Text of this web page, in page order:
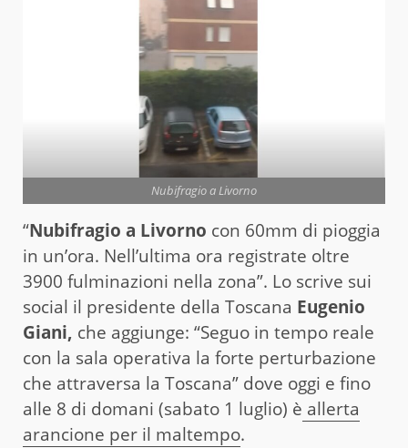
Nubifragio a Livorno
“Nubifragio a Livorno con 60mm di pioggia
in un’ora. Nell’ultima ora registrate oltre
3900 fulminazioni nella zona”. Lo scrive sui
social il presidente della Toscana Eugenio
Giani, che aggiunge: “Seguo in tempo reale
con la sala operativa la forte perturbazione
che attraversa la Toscana” dove oggi e fino
alle 8 di domani (sabato 1 luglio) è allerta
arancione per il maltempo.